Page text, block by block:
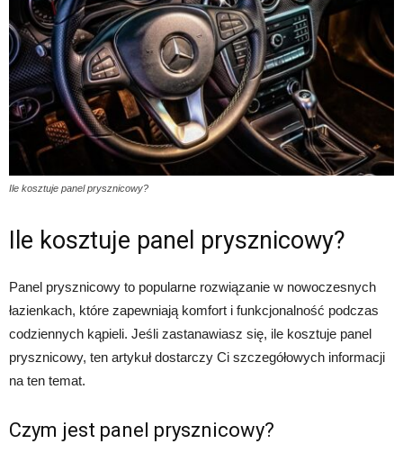
Ile kosztuje panel prysznicowy?
Ile kosztuje panel prysznicowy?
Panel prysznicowy to popularne rozwiązanie w nowoczesnych
łazienkach, które zapewniają komfort i funkcjonalność podczas
codziennych kąpieli. Jeśli zastanawiasz się, ile kosztuje panel
prysznicowy, ten artykuł dostarczy Ci szczegółowych informacji
na ten temat.
Czym jest panel prysznicowy?